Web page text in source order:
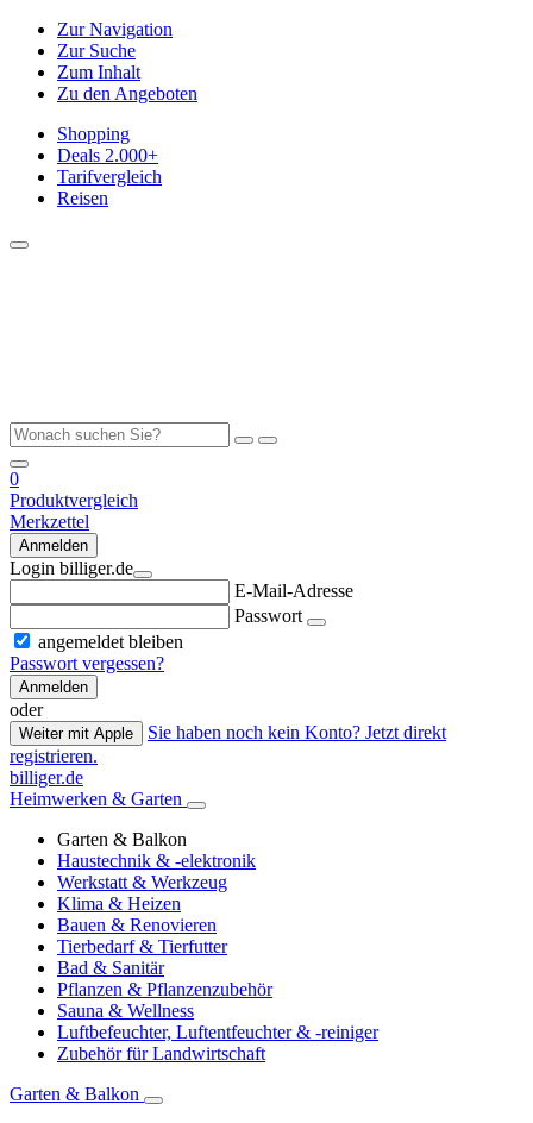
Zur Navigation
Zur Suche
Zum Inhalt
Zu den Angeboten
Shopping
Deals 2.000+
Tarifvergleich
Reisen
0
Produktvergleich
Merkzettel
Anmelden
Login billiger.de
E-Mail-Adresse
Passwort
angemeldet bleiben
Passwort vergessen?
Anmelden
oder
Weiter mit Apple
Sie haben noch kein Konto? Jetzt direkt
registrieren.
billiger.de
Heimwerken & Garten
Garten & Balkon
Haustechnik & -elektronik
Werkstatt & Werkzeug
Klima & Heizen
Bauen & Renovieren
Tierbedarf & Tierfutter
Bad & Sanitär
Pflanzen & Pflanzenzubehör
Sauna & Wellness
Luftbefeuchter, Luftentfeuchter & -reiniger
Zubehör für Landwirtschaft
Garten & Balkon